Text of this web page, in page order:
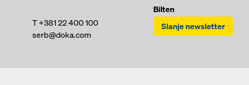
T+381 22 400 100
serb@doka.com
Bilten
Slanje newsletter